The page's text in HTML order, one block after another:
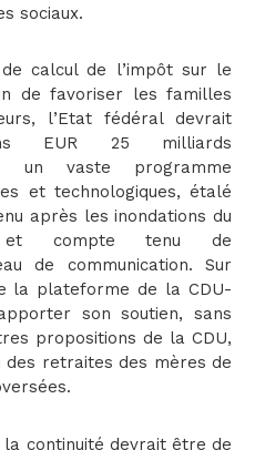
sociaux.
calcul de l’impôt sur le
de favoriser les familles
l’Etat fédéral devrait
EUR 25 milliards
un vaste programme
et technologiques, étalé
après les inondations du
et compte tenu de
de communication. Sur
la plateforme de la CDU-
son soutien, sans
propositions de la CDU,
retraites des mères de
continuité devrait être de